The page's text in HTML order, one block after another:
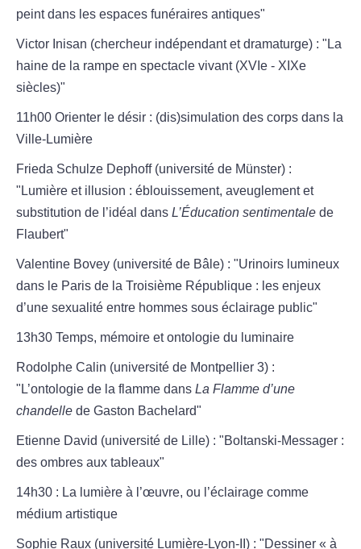
peint dans les espaces funéraires antiques"
Victor Inisan (chercheur indépendant et dramaturge) : "La
haine de la rampe en spectacle vivant (XVIe - XIXe
siècles)"
11h00 Orienter le désir : (dis)simulation des corps dans la
Ville-Lumière
Frieda Schulze Dephoff (université de Münster) :
"Lumière et illusion : éblouissement, aveuglement et
substitution de l’idéal dans L’Éducation sentimentale de
Flaubert"
Valentine Bovey (université de Bâle) : "Urinoirs lumineux
dans le Paris de la Troisième République : les enjeux
d’une sexualité entre hommes sous éclairage public"
13h30 Temps, mémoire et ontologie du luminaire
Rodolphe Calin (université de Montpellier 3) :
"L’ontologie de la flamme dans La Flamme d’une
chandelle de Gaston Bachelard"
Etienne David (université de Lille) : "Boltanski-Messager :
des ombres aux tableaux"
14h30 : La lumière à l’œuvre, ou l’éclairage comme
médium artistique
Sophie Raux (université Lumière-Lyon-II) : "Dessiner « à